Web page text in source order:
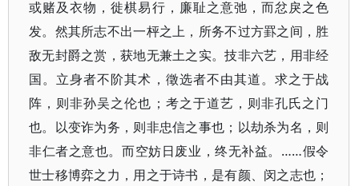
或赌及衣物，徙棋易行，廉耻之意弛，而忿戾之色
发。然其所志不出一枰之上，所务不过方罫之间，胜
敌无封爵之赏，获地无兼土之实。技非六艺，用非经
国。立身者不阶其术，徵选者不由其道。求之于战
阵，则非孙吴之伦也；考之于道艺，则非孔氏之门
也。以变诈为务，则非忠信之事也；以劫杀为名，则
非仁者之意也。而空妨日废业，终无补益。……假令
世士移博弈之力，用之于诗书，是有颜、闵之志也；